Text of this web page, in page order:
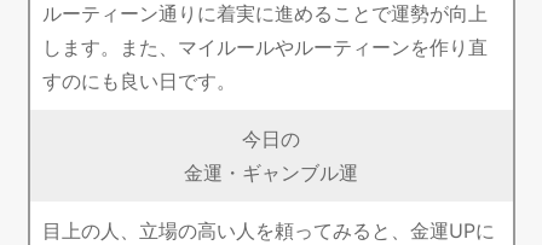
ルーティーン通りに着実に進めることで運勢が向上
します。また、マイルールやルーティーンを作り直
すのにも良い日です。
今日の
金運・ギャンブル運
目上の人、立場の高い人を頼ってみると、金運UPに